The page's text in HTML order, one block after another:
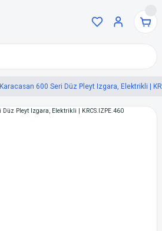
Karacasan 600 Seri Düz Pleyt Izgara, Elektrikli |